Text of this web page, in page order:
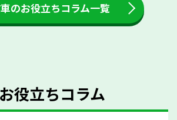
動車税の還付金の返還があるかどう
にしてください。愛知県のソコカラ
の状態でも、高価買取が可能です。
のお役立ちコラム一覧
役立ちコラム